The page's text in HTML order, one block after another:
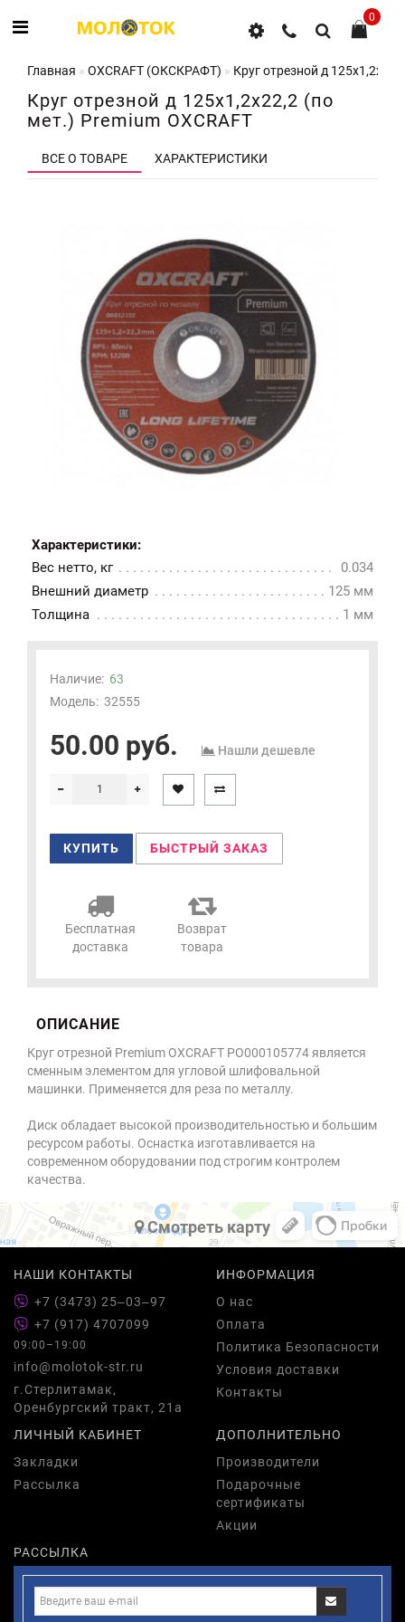
0
Главная OXCRAFT (ОКСКРАФТ) Круг отрезной д
Круг отрезной д 125х1,2х22,2 (по
мет.) Premium OXCRAFT
ВСЕ О ТОВАРЕ ХАРАКТЕРИСТИКИ
Характеристики:
Вес нетто, кг
0.034
Внешний диаметр
125 мм
Толщина
1 мм
Наличие: 63
Модель: 32555
50.00 руб. Нашли дешевле
КУПИТЬ БЫСТРЫЙ ЗАКАЗ
Бесплатная
доставка
Возврат
товара
ОПИСАНИЕ
Круг отрезной Premium OXCRAFT PO000105774 является
сменным элементом для угловой шлифовальной
машинки. Применяется для реза по металлу.
Диск обладает высокой производительностью и большим
ресурсом работы. Оснастка изготавливается на
современном оборудовании под строгим контролем
качества.
Cмотреть карту
НАШИ КОНТАКТЫ
+7 (3473) 25‒03‒97
+7 (917) 4707099
09:00–19:00
info@molotok-str.ru
г.Стерлитамак,
Оренбургский тракт, 21а
ИНФОРМАЦИЯ
О нас
Оплата
Политика Безопасности
Условия доставки
Контакты
ЛИЧНЫЙ КАБИНЕТ
Закладки
Рассылка
ДОПОЛНИТЕЛЬНО
Производители
Подарочные
сертификаты
Акции
РАССЫЛКА